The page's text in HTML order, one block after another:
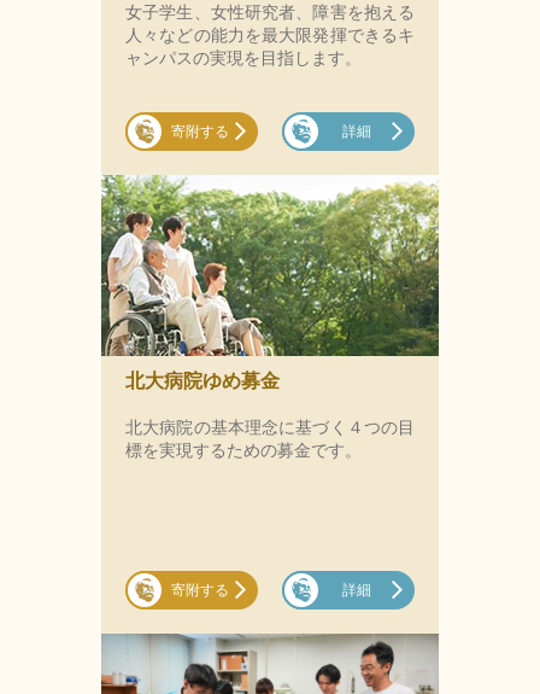
女子学生、女性研究者、障害を抱える
人々などの能力を最大限発揮できるキ
ャンパスの実現を目指します。
寄附する 詳細
北大病院ゆめ募金
北大病院の基本理念に基づく４つの目
標を実現するための募金です。
寄附する 詳細